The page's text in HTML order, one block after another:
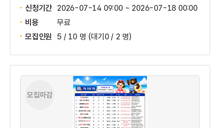
신청기간 2026-07-14 09:00 ~ 2026-07-18 00:00
비용
무료
모집인원
5 / 10 명 (대기0 / 2 명)
모집마감